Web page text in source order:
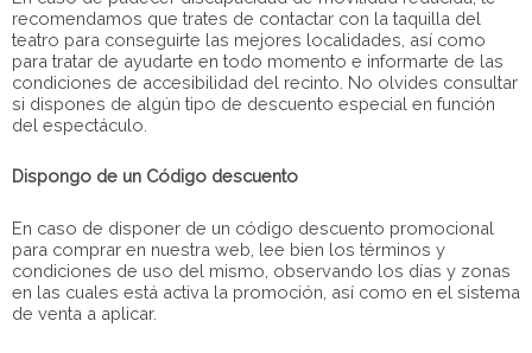
recomendamos que trates de contactar con la taquilla del
teatro para conseguirte las mejores localidades, así como
para tratar de ayudarte en todo momento e informarte de las
condiciones de accesibilidad del recinto. No olvides consultar
si dispones de algún tipo de descuento especial en función
del espectáculo.
Dispongo de un Código descuento
En caso de disponer de un código descuento promocional
para comprar en nuestra web, lee bien los términos y
condiciones de uso del mismo, observando los días y zonas
en las cuales está activa la promoción, así como en el sistema
de venta a aplicar.